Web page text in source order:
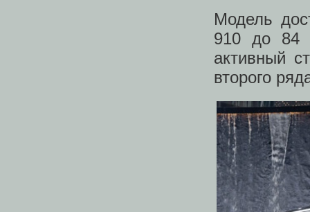
Модель
910 до 84
активный
второго